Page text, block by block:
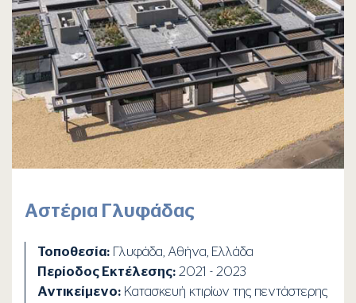
Αστέρια Γλυφάδας
Τοποθεσία: Γλυφάδα, Αθήνα, Ελλάδα
Περίοδος Εκτέλεσης: 2021 - 2023
Αντικείμενο: Κατασκευή κτιρίων της πεντάστερης